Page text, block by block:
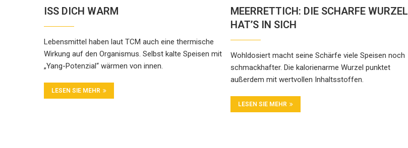
ISS DICH WARM
Lebensmittel haben laut TCM auch eine thermische
Wirkung auf den Organismus. Selbst kalte Speisen mit
„Yang-Potenzial“ wärmen von innen.
LESEN SIE MEHR
MEERRETTICH: DIE SCHARFE WURZEL
HAT’S IN SICH
Wohldosiert macht seine Schärfe viele Speisen noch
schmackhafter. Die kalorienarme Wurzel punktet
außerdem mit wertvollen Inhaltsstoffen.
LESEN SIE MEHR